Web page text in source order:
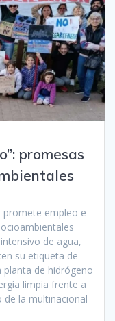
promesas
promete empleo e
de agua,
su etiqueta de
planta de hidrógeno
limpia frente a
la multinacional